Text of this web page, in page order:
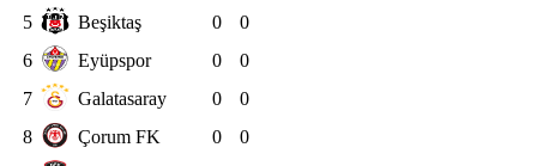
5 Beşiktaş 0
0
6
Eyüpspor 0
0
7
Galatasaray 0
0
8
Çorum FK 0
0